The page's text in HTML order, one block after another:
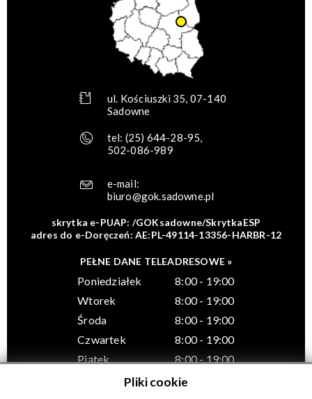
ul. Kościuszki 35, 07-140
Sadowne
tel: (25) 644-28-95,
502-086-989
e-mail:
biuro@gok.sadowne.pl
skrytka e-PUAP: /GOKsadowne/SkrytkaESP
adres do e-Doręczeń: AE:PL-49114-13356-HARBR-12
PEŁNE DANE TELEADRESOWE »
Poniedziałek
8:00 - 19:00
Wtorek
8:00 - 19:00
Środa
8:00 - 19:00
Czwartek
8:00 - 19:00
Piątek
8:00 - 19:00
Pliki cookie